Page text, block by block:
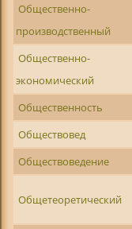
Общественно-
производственный
Общественно-
экономический
Общественность
Обществовед
Обществоведение
Общетеоретический